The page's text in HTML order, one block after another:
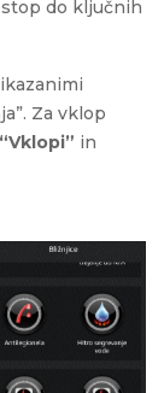
do ključnih
Za vklop
“Vklopi” in